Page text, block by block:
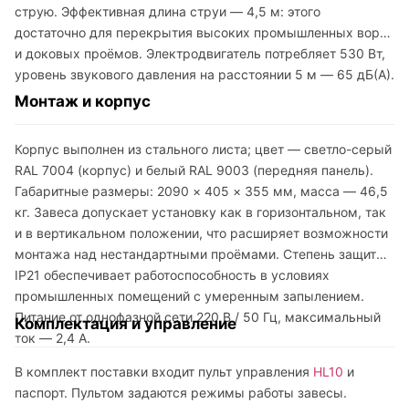
струю. Эффективная длина струи — 4,5 м: этого
достаточно для перекрытия высоких промышленных ворот
и доковых проёмов. Электродвигатель потребляет 530 Вт,
уровень звукового давления на расстоянии 5 м — 65 дБ(А).
Монтаж и корпус
Корпус выполнен из стального листа; цвет — светло-серый
RAL 7004 (корпус) и белый RAL 9003 (передняя панель).
Габаритные размеры: 2090 × 405 × 355 мм, масса — 46,5
кг. Завеса допускает установку как в горизонтальном, так
и в вертикальном положении, что расширяет возможности
монтажа над нестандартными проёмами. Степень защиты
IP21 обеспечивает работоспособность в условиях
промышленных помещений с умеренным запылением.
Питание от однофазной сети 220 В / 50 Гц, максимальный
ток — 2,4 А.
Комплектация и управление
В комплект поставки входит пульт управления HL10 и
паспорт. Пультом задаются режимы работы завесы.